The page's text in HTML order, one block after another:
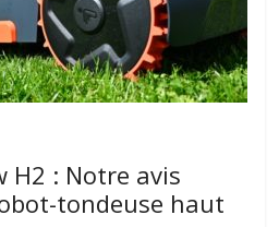
H2 : Notre avis
tondeuse haut